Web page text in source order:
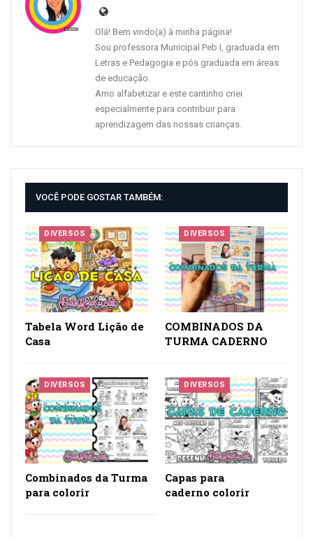
Olá! Bem vindo(a) à minha página!
Sou professora Municipal Peb I, graduada em
Letras e Pedagogia e pós graduada em áreas
de educação.
Amo alfabetizar e este cantinho criei
especialmente para contribuir para
aprendizagem das nossas crianças.
VOCÊ PODE GOSTAR TAMBÉM:
DIVERSOS
Tabela Word Lição de
Casa
DIVERSOS
COMBINADOS DA
TURMA CADERNO
DIVERSOS
Combinados da Turma
para colorir
DIVERSOS
Capas para
caderno colorir